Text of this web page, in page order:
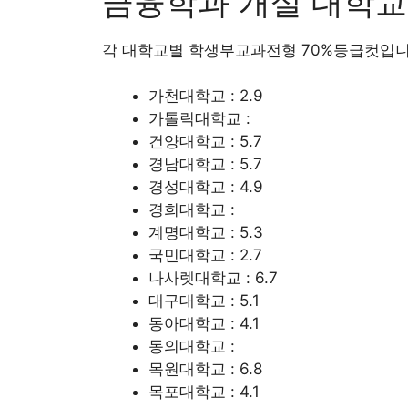
각 대학교별 학생부교과전형 70%등급컷입
가천대학교 : 2.9
가톨릭대학교 :
건양대학교 : 5.7
경남대학교 : 5.7
경성대학교 : 4.9
경희대학교 :
계명대학교 : 5.3
국민대학교 : 2.7
나사렛대학교 : 6.7
대구대학교 : 5.1
동아대학교 : 4.1
동의대학교 :
목원대학교 : 6.8
목포대학교 : 4.1